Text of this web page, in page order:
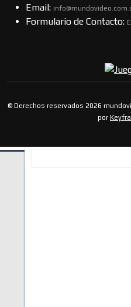
Email:
Formulario de Contacto:
© Derechos reservados 2026
por